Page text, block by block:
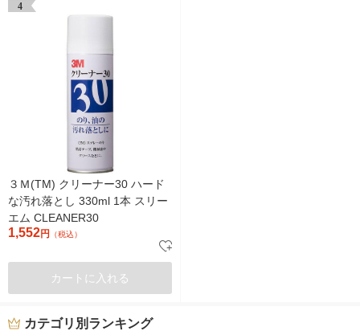
4
３Ｍ(TM) クリーナー30 ハード
な汚れ落とし 330ml 1本 スリー
エム CLEANER30
1,552円 （税込）
カートに入れる
カテゴリ別ランキング